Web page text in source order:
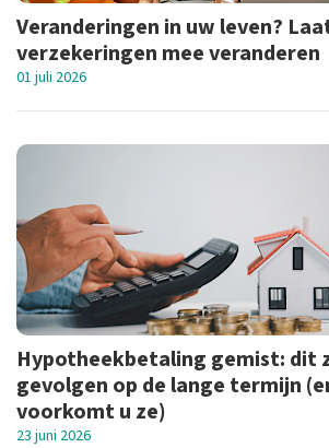
Veranderingen in uw leven?
verzekeringen mee veranderen
01 juli 2026
Hypotheekbetaling gemist: dit
gevolgen op de lange termijn
voorkomt u ze)
23 juni 2026